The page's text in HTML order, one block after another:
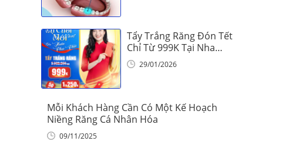
Tẩy Trắng Răng Đón Tết
Chỉ Từ 999K Tại Nha
Khoa Vinalign
29/01/2026
Mỗi Khách Hàng Cần Có Một Kế Hoạch
Niềng Răng Cá Nhân Hóa
09/11/2025